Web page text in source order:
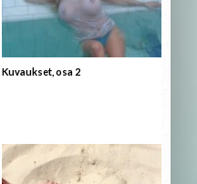
Kuvaukset, osa 2